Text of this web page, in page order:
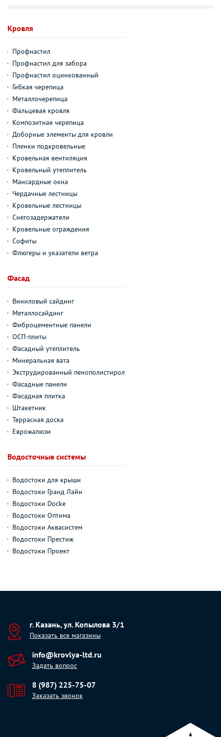
Кровля
Профнастил
Профнастил для забора
Профнастил оцинкованный
Гибкая черепица
Металлочерепица
Фальцевая кровля
Композитная черепица
Доборные элементы для кровли
Пленки подкровельные
Кровельная вентиляция
Кровельный утеплитель
Мансардные окна
Чердачные лестницы
Кровельные лестницы
Снегозадержатели
Кровельные ограждения
Софиты
Флюгеры и указатели ветра
Фасад
Виниловый сайдинг
Металлосайдинг
Фиброцементные панели
ОСП-плиты
Фасадный утеплитель
Минеральная вата
Экструдированный пенополистирол
Фасадные панели
Фасадная плитка
Штакетник
Террасная доска
Еврожалюзи
Водосточные системы
Водостоки для крыши
Водостоки Гранд Лайн
Водостоки Docke
Водостоки Оптима
Водостоки Аквасистем
Водостоки Престиж
Водостоки Проект
г. Казань, ул. Копылова 3/1
Показать все магазины
info@krovlya-ltd.ru
Задать вопрос
8 (987) 225-75-07
Заказать звонок